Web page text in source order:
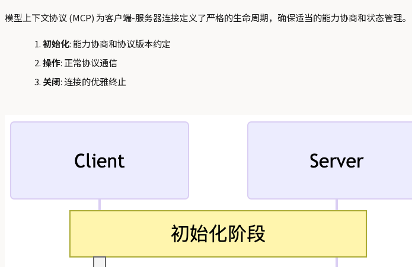
模型上下文协议 (MCP) 为客户端-服务器连接定义了严格的生命周期，确保适当的能力协商和状态管理。
初始化: 能力协商和协议版本约定
操作: 正常协议通信
关闭: 连接的优雅终止